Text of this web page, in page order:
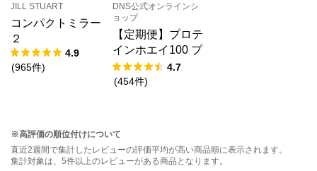
JILL STUART
コンパクトミラー
２
4.9
(965件)
DNS公式オンラインシ
ョップ
【定期便】プロテ
インホエイ100 プ
レミアムチョコレ
ート風味 1,000g
4.7
(454件)
※高評価の順位付けについて
直近2週間で集計したレビューの評価平均が高い商品順に表示されます。
集計対象は、5件以上のレビューがある商品となります。